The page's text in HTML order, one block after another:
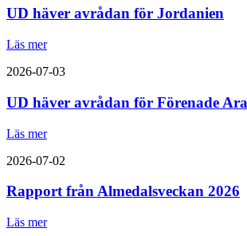
UD häver avrådan för Jordanien
Läs mer
2026-07-03
UD häver avrådan för Förenade
Läs mer
2026-07-02
Rapport från Almedalsveckan 2026
Läs mer